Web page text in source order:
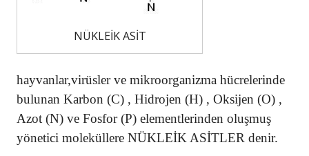
NÜKLEİK ASİT
hayvanlar,virüsler ve mikroorganizma hücrelerinde
bulunan Karbon (C) , Hidrojen (H) , Oksijen (O) ,
Azot (N) ve Fosfor (P) elementlerinden oluşmuş
yönetici moleküllere NÜKLEİK ASİTLER denir.